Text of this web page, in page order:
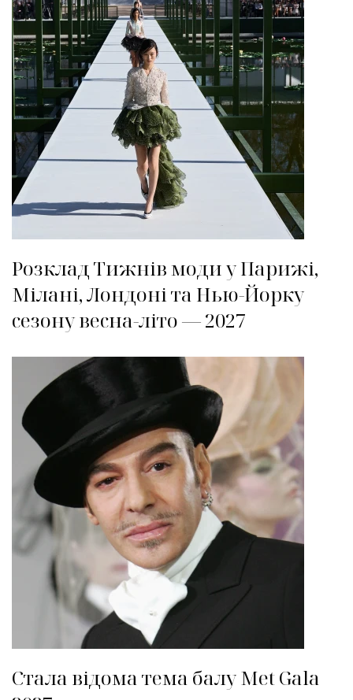
Розклад Тижнів моди у Парижі,
Мілані, Лондоні та Нью-Йорку
сезону весна-літо — 2027
Стала відома тема балу Met Gala